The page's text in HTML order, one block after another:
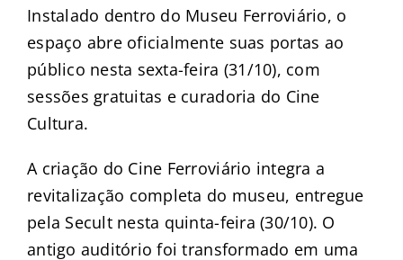
Instalado dentro do Museu Ferroviário, o
espaço abre oficialmente suas portas ao
público nesta sexta-feira (31/10), com
sessões gratuitas e curadoria do Cine
Cultura.
A criação do Cine Ferroviário integra a
revitalização completa do museu, entregue
pela Secult nesta quinta-feira (30/10). O
antigo auditório foi transformado em uma